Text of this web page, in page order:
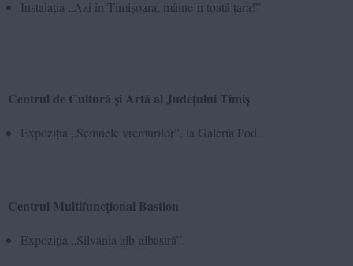
Instalația „Azi în Timișoara, mâine-n toată țara!”
Centrul de Cultură și Artă al Județului Timiș
Expoziția „Semnele vremurilor”, la Galeria Pod.
Centrul Multifuncțional Bastion
Expoziția „Silvania alb-albastră”.